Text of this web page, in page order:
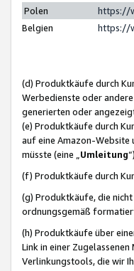
Polen
https://
Belgien
https://
(d) Produktkäufe durch
Werbedienste oder
generierten oder
(e) Produktkäufe durch
auf eine Amazon-Website
müsste (eine „ Umleitung
(f) Produktkäufe durch
(g) Produktkäufe, die
ordnungsgemäß
(h) Produktkäufe über
Link in einer
Verlinkungstools, die wir